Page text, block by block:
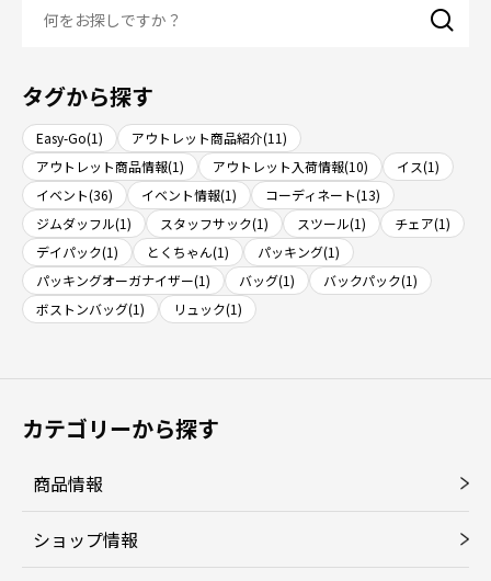
タグから探す
Easy-Go(1)
アウトレット商品紹介(11)
アウトレット商品情報(1)
アウトレット入荷情報(10)
イス(1)
イベント(36)
イベント情報(1)
コーディネート(13)
ジムダッフル(1)
スタッフサック(1) スツール(1)
チェア(1)
デイパック(1)
とくちゃん(1)
パッキング(1)
パッキングオーガナイザー(1)
バッグ(1)
バックパック(1)
ボストンバッグ(1)
リュック(1)
カテゴリーから探す
商品情報
ショップ情報